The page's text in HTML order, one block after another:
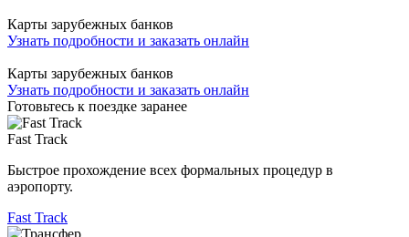
Карты зарубежных банков
Узнать подробности и заказать онлайн
Карты зарубежных банков
Узнать подробности и заказать онлайн
Готовьтесь к поездке заранее
Fast Track
Быстрое прохождение всех формальных процедур в
аэропорту.
Fast Track